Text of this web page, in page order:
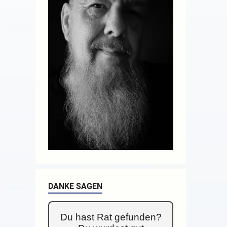
DANKE SAGEN
Du hast Rat gefunden?